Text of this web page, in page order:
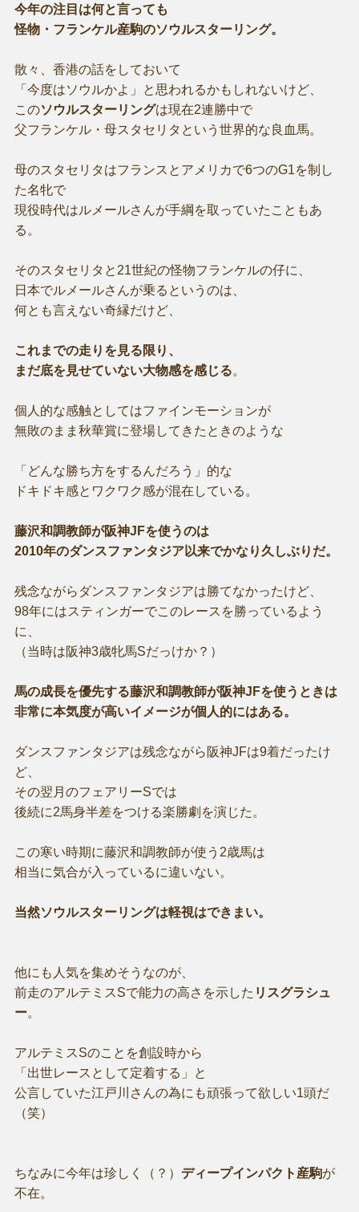
今年の注目は何と言っても
怪物・フランケル産駒のソウルスターリング。
散々、香港の話をしておいて
「今度はソウルかよ」と思われるかもしれないけど、
このソウルスターリングは現在2連勝中で
父フランケル・母スタセリタという世界的な良血馬。
母のスタセリタはフランスとアメリカで6つのG1を制し
た名牝で
現役時代はルメールさんが手綱を取っていたこともあ
る。
そのスタセリタと21世紀の怪物フランケルの仔に、
日本でルメールさんが乗るというのは、
何とも言えない奇縁だけど、
これまでの走りを見る限り、
まだ底を見せていない大物感を感じる。
個人的な感触としてはファインモーションが
無敗のまま秋華賞に登場してきたときのような
「どんな勝ち方をするんだろう」的な
ドキドキ感とワクワク感が混在している。
藤沢和調教師が阪神JFを使うのは
2010年のダンスファンタジア以来でかなり久しぶりだ。
残念ながらダンスファンタジアは勝てなかったけど、
98年にはスティンガーでこのレースを勝っているよう
に、
（当時は阪神3歳牝馬Sだっけか？）
馬の成長を優先する藤沢和調教師が阪神JFを使うときは
非常に本気度が高いイメージが個人的にはある。
ダンスファンタジアは残念ながら阪神JFは9着だったけ
ど、
その翌月のフェアリーSでは
後続に2馬身半差をつける楽勝劇を演じた。
この寒い時期に藤沢和調教師が使う2歳馬は
相当に気合が入っているに違いない。
当然ソウルスターリングは軽視はできまい。
他にも人気を集めそうなのが、
前走のアルテミスSで能力の高さを示した リスグラシュ
ー。
アルテミスSのことを創設時から
「出世レースとして定着する」と
公言していた江戸川さんの為にも頑張って欲しい1頭だ
（笑）
ちなみに今年は珍しく（？） ディープインパクト産駒が
不在。